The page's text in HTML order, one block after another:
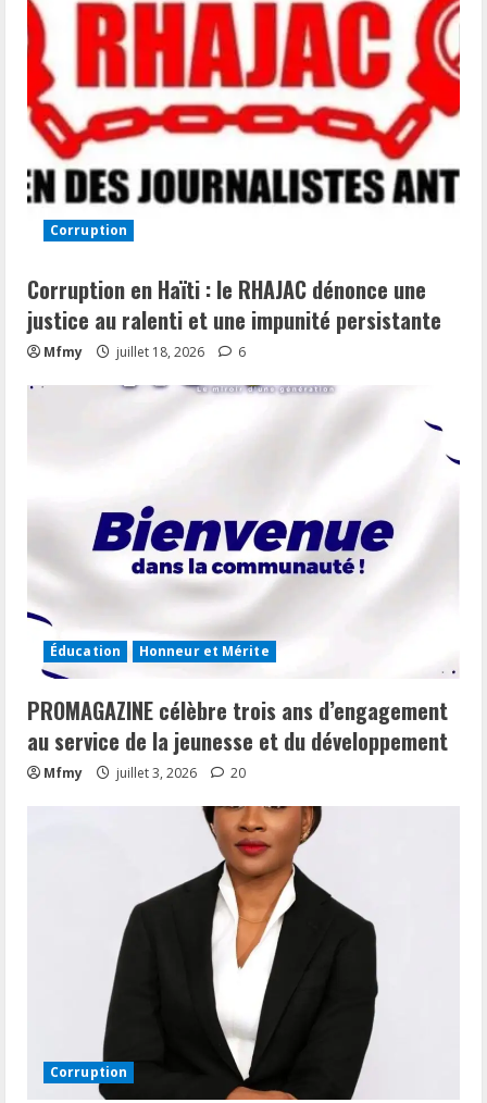
Corruption
Corruption en Haïti : le RHAJAC dénonce une
justice au ralenti et une impunité persistante
Mfmy juillet 18, 2026 6
Éducation Honneur et Mérite
PROMAGAZINE célèbre trois ans d’engagement
au service de la jeunesse et du développement
Mfmy juillet 3, 2026 20
Corruption